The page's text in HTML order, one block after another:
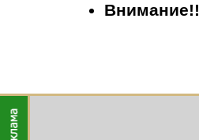
Внимание!!